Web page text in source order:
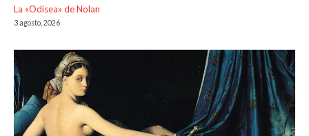
La «Odisea» de Nolan
3 agosto, 2026